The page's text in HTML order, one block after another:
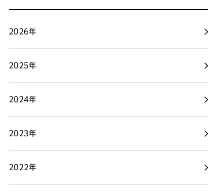
2026年
2025年
2024年
2023年
2022年